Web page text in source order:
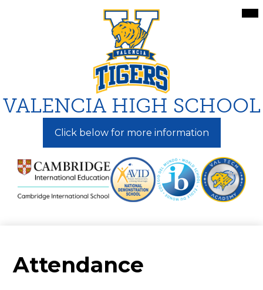
to
main
content
VALENCIA HIGH SCHOOL
Click below for more information
Attendance